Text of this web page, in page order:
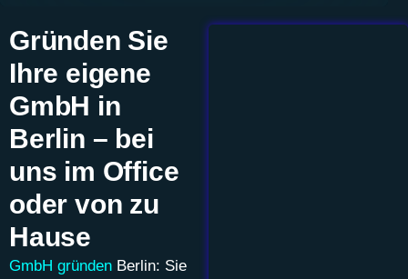
Gründen Sie
Ihre eigene
GmbH in
Berlin – bei
uns im Office
oder von zu
Hause
GmbH gründen Berlin: Sie